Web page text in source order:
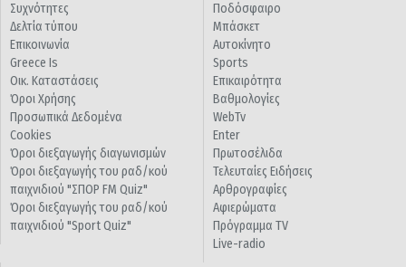
Συχνότητες
Δελτία τύπου
Επικοινωνία
Greece Is
Οικ. Καταστάσεις
Όροι Χρήσης
Προσωπικά Δεδομένα
Cookies
Όροι διεξαγωγής διαγωνισμών
Όροι διεξαγωγής του ραδ/κού
παιχνιδιού "ΣΠΟΡ FM Quiz"
Όροι διεξαγωγής του ραδ/κού
παιχνιδιού "Sport Quiz"
Ποδόσφαιρο
Μπάσκετ
Αυτοκίνητο
Sports
Επικαιρότητα
Βαθμολογίες
WebTv
Enter
Πρωτοσέλιδα
Τελευταίες Ειδήσεις
Αρθρογραφίες
Αφιερώματα
Πρόγραμμα TV
Live-radio